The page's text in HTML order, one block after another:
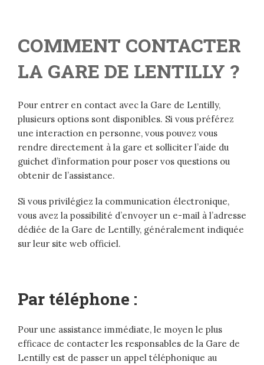
COMMENT CONTACTER
LA GARE DE LENTILLY ?
Pour entrer en contact avec la Gare de Lentilly,
plusieurs options sont disponibles. Si vous préférez
une interaction en personne, vous pouvez vous
rendre directement à la gare et solliciter l’aide du
guichet d’information pour poser vos questions ou
obtenir de l’assistance.
Si vous privilégiez la communication électronique,
vous avez la possibilité d’envoyer un e-mail à l’adresse
dédiée de la Gare de Lentilly, généralement indiquée
sur leur site web officiel.
Par téléphone :
Pour une assistance immédiate, le moyen le plus
efficace de contacter les responsables de la Gare de
Lentilly est de passer un appel téléphonique au